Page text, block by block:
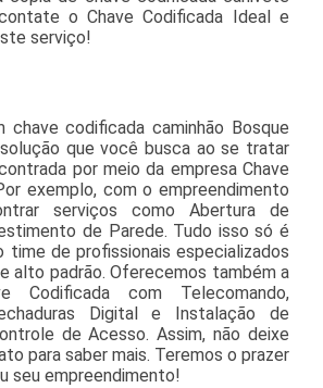
o Chave Codificada Ideal e
serviço!
chave codificada caminhão Bosque
que você busca ao se tratar
por meio da empresa Chave
exemplo, com o empreendimento
serviços como Abertura de
de Parede. Tudo isso só é
time de profissionais especializados
alto padrão. Oferecemos também a
Codificada com Telecomando,
Digital e Instalação de
de Acesso. Assim, não deixe
para saber mais. Teremos o prazer
seu empreendimento!